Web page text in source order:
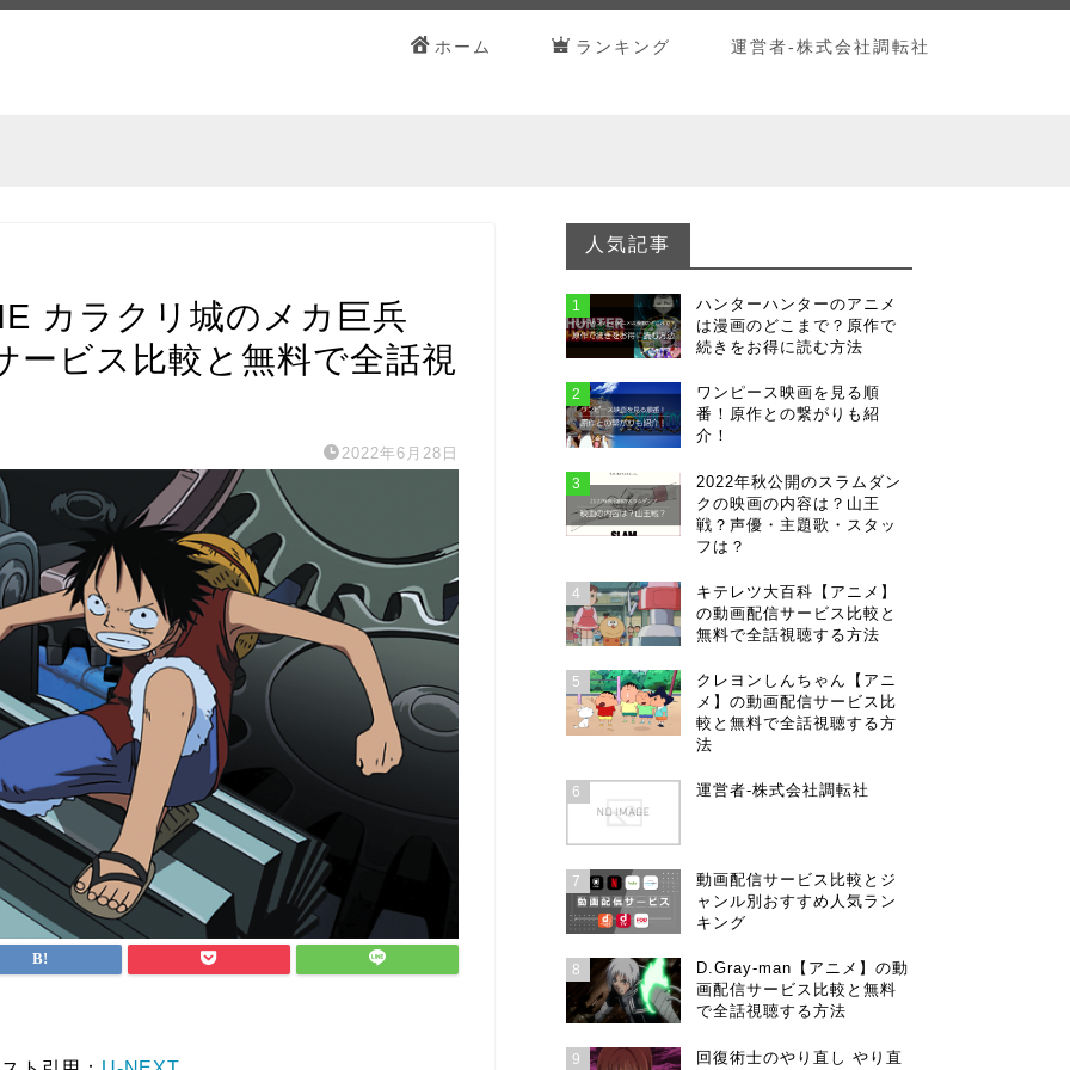
ホーム ランキング 運営者-株式会社調転社
カラクリ城のメカ巨兵
ービス比較と無料で全話視
2022年6月28日
人気記事
1
ハンターハンターのアニメ
は漫画のどこまで？原作で
続きをお得に読む方法
2
ワンピース映画を見る順
番！原作との繋がりも紹
介！
3
2022年秋公開のスラムダン
クの映画の内容は？山王
戦？声優・主題歌・スタッ
フは？
4
キテレツ大百科【アニメ】
の動画配信サービス比較と
無料で全話視聴する方法
5
クレヨンしんちゃん【アニ
メ】の動画配信サービス比
較と無料で全話視聴する方
法
6 運営者-株式会社調転社
7
動画配信サービス比較とジ
ャンル別おすすめ人気ラン
キング
8
D.Gray-man【アニメ】の動
画配信サービス比較と無料
で全話視聴する方法
9
回復術士のやり直し やり直